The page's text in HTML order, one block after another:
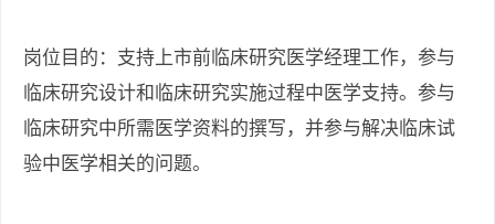
岗位目的：支持上市前临床研究医学经理工作，参与
临床研究设计和临床研究实施过程中医学支持。参与
临床研究中所需医学资料的撰写，并参与解决临床试
验中医学相关的问题。